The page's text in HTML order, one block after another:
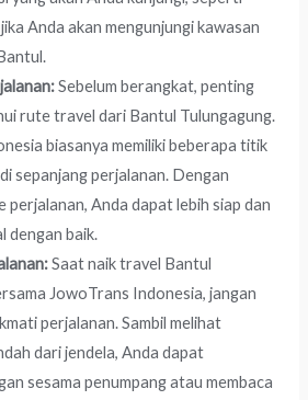
Anda akan mengunjungi kawasan
Sebelum berangkat, penting
rute travel dari Bantul Tulungagung.
biasanya memiliki beberapa titik
sepanjang perjalanan. Dengan
perjalanan, Anda dapat lebih siap dan
dengan baik.
Saat naik travel Bantul
JowoTrans Indonesia, jangan
perjalanan. Sambil melihat
dari jendela, Anda dapat
sesama penumpang atau membaca